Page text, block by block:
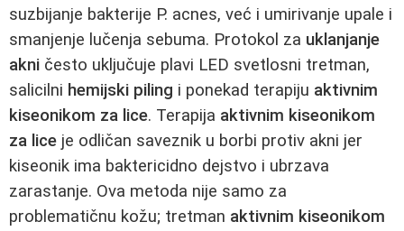
suzbijanje bakterije P. acnes, već i umirivanje upale i
smanjenje lučenja sebuma. Protokol za uklanjanje
akni često uključuje plavi LED svetlosni tretman,
salicilni hemijski piling i ponekad terapiju aktivnim
kiseonikom za lice. Terapija aktivnim kiseonikom
za lice je odličan saveznik u borbi protiv akni jer
kiseonik ima baktericidno dejstvo i ubrzava
zarastanje. Ova metoda nije samo za
problematičnu kožu; tretman aktivnim kiseonikom